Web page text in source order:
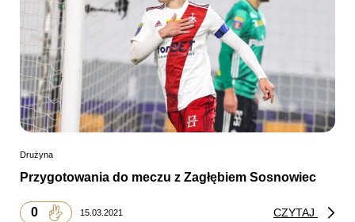
Drużyna
Przygotowania do meczu z Zagłębiem Sosnowiec
0 15.03.2021 CZYTAJ